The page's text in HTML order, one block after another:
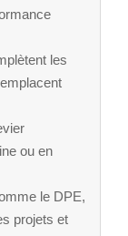
les
ou en
le DPE,
projets et